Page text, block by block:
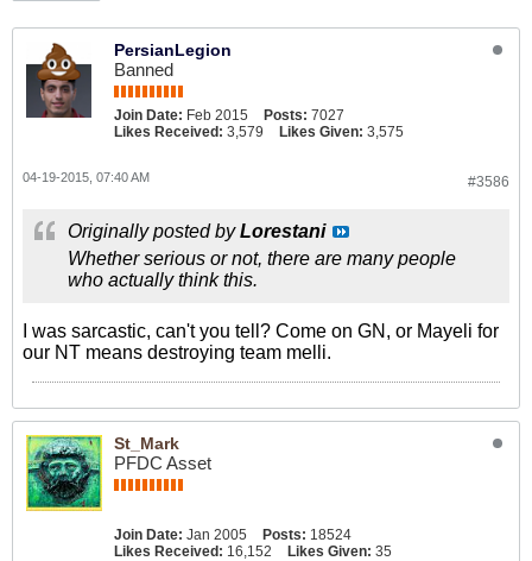
PersianLegion
Banned
Join Date: Feb 2015 Posts: 7027
Likes Received: 3,579 Likes Given: 3,575
#3586
04-19-2015, 07:40 AM
Originally posted byLorestani
Whether serious or not, there are many people
who actually think this.
I was sarcastic, can't you tell? Come on GN, or Mayeli for
our NT means destroying team melli.
St_Mark
PFDC Asset
Join Date: Jan 2005 Posts: 18524
Likes Received: 16,152 Likes Given: 35